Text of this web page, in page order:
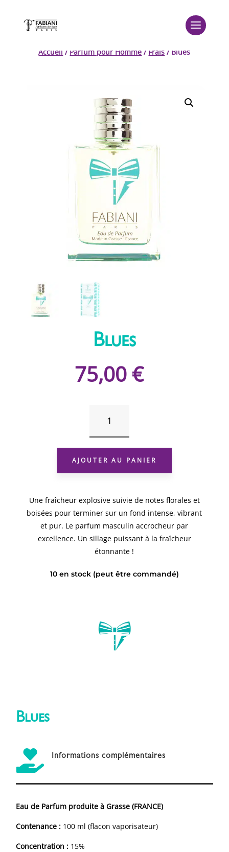
Accueil / Parfum pour Homme / Frais / Blues
Blues
75,00 €
BLUES
AJOUTER AU PANIER
Une fraîcheur explosive suivie de notes florales et
boisées pour terminer sur un fond intense, vibrant
et pur. Le parfum masculin accrocheur par
excellence. Un sillage puissant à la fraîcheur
étonnante !
10 en stock (peut être commandé)
Blues
 Informations complémentaires
Eau de Parfum produite à Grasse (FRANCE)
Contenance : 100 ml (flacon vaporisateur)
Concentration : 15%